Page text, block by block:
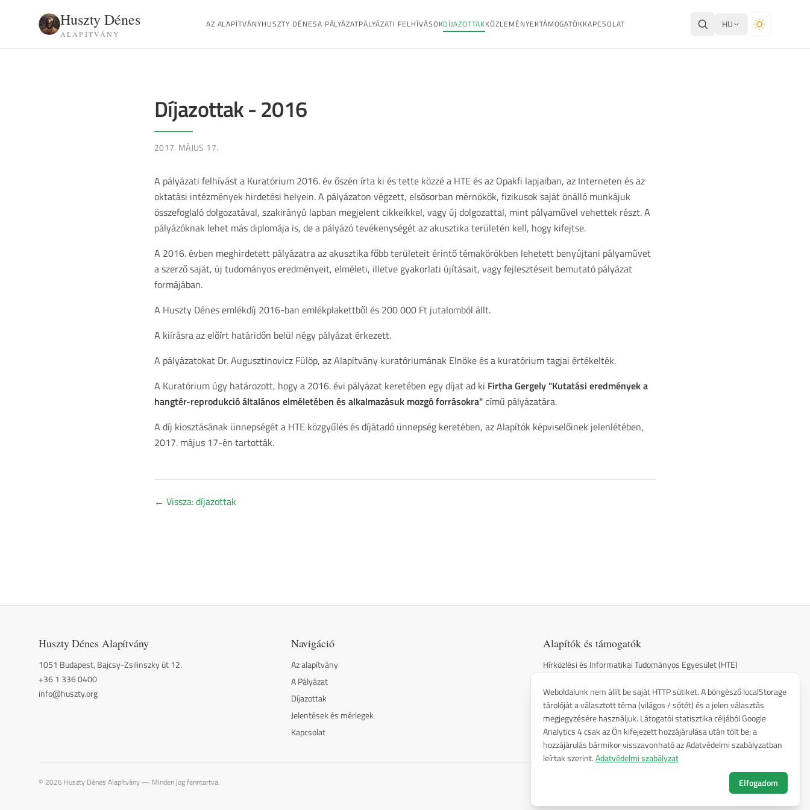
Huszty Dénes
ALAPÍTVÁNY
AZ ALAPÍTVÁNYHUSZTY DÉNESA PÁLYÁZATPÁLYÁZATI FELHÍVÁSOKDÍJAZOTTAKKÖZLEMÉNYEKTÁMOGATÓKKAPCSOLAT HU
Díjazottak - 2016
2017. MÁJUS 17.
A pályázati felhívást a Kuratórium 2016. év őszén írta ki és tette közzé a HTE és az Opakfi lapjaiban, az Interneten és az
oktatási intézmények hirdetési helyein. A pályázaton végzett, elsősorban mérnökök, fizikusok saját önálló munkájuk
összefoglaló dolgozatával, szakirányú lapban megjelent cikkeikkel, vagy új dolgozattal, mint pályaművel vehettek részt. A
pályázóknak lehet más diplomája is, de a pályázó tevékenységét az akusztika területén kell, hogy kifejtse.
A 2016. évben meghirdetett pályázatra az akusztika főbb területeit érintő témakörökben lehetett benyújtani pályaművet
a szerző saját, új tudományos eredményeit, elméleti, illetve gyakorlati újításait, vagy fejlesztéseit bemutató pályázat
formájában.
A Huszty Dénes emlékdíj 2016-ban emlékplakettből és 200 000 Ft jutalomból állt.
A kiírásra az előírt határidőn belül négy pályázat érkezett.
A pályázatokat Dr. Augusztinovicz Fülöp, az Alapítvány kuratóriumának Elnöke és a kuratórium tagjai értékelték.
A Kuratórium úgy határozott, hogy a 2016. évi pályázat keretében egy díjat ad ki Firtha Gergely "Kutatási eredmények a
hangtér-reprodukció általános elméletében és alkalmazásuk mozgó forrásokra"című pályázatára.
A díj kiosztásának ünnepségét a HTE közgyűlés és díjátadó ünnepség keretében, az Alapítók képviselőinek jelenlétében,
2017. május 17-én tartották.
← Vissza: díjazottak
Huszty Dénes Alapítvány
1051 Budapest, Bajcsy-Zsilinszky út 12.
+36 1 336 0400
info@huszty.org
Navigáció
Az alapítvány
A Pályázat
Díjazottak
Jelentések és mérlegek
Kapcsolat
Alapítók és támogatók
Hírközlési és Informatikai Tudományos Egyesület (HTE)
Entel Kft.
© 2026 Huszty Dénes Alapítvány — Minden jog fenntartva. Adatvédelmi szabályzat
Weboldalunk nem állít be saját HTTP sütiket. A böngésző localStorage
tárolóját a választott téma (világos / sötét) és a jelen választás
megjegyzésére használjuk. Látogatói statisztika céljából Google
Analytics 4 csak az Ön kifejezett hozzájárulása után tölt be; a
hozzájárulás bármikor visszavonható az Adatvédelmi szabályzatban
leírtak szerint.Adatvédelmi szabályzat
Elfogadom